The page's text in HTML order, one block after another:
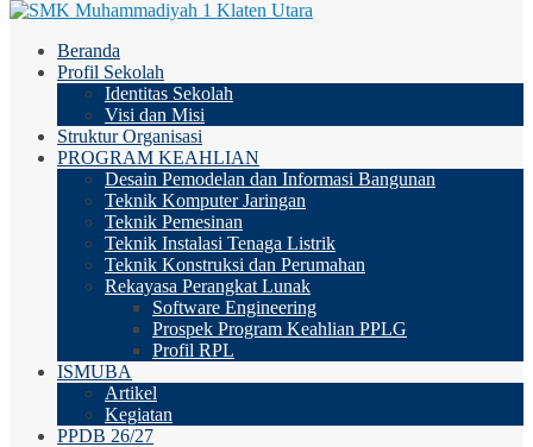
Beranda
Profil Sekolah
Identitas Sekolah
Visi dan Misi
Struktur Organisasi
PROGRAM KEAHLIAN
Desain Pemodelan dan Informasi Bangunan
Teknik Komputer Jaringan
Teknik Pemesinan
Teknik Instalasi Tenaga Listrik
Teknik Konstruksi dan Perumahan
Rekayasa Perangkat Lunak
Software Engineering
Prospek Program Keahlian PPLG
Profil RPL
ISMUBA
Artikel
Kegiatan
PPDB 26/27